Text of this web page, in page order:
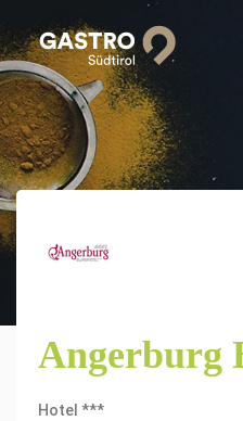
Angerburg
Hotel ***